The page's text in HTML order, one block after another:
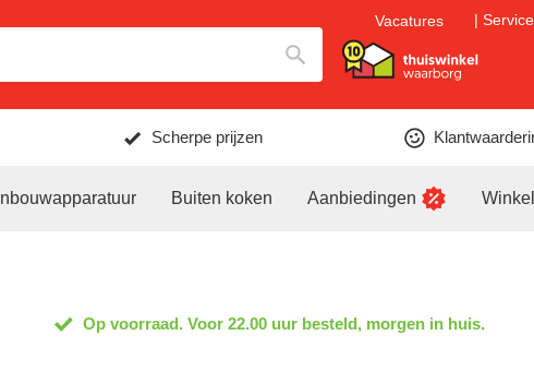
Vacatures
Scherpe prijzen
Inbouwapparatuur Buiten koken Aanbiedingen
Op voorraad. Voor 22.00 uur besteld, morgen in huis.